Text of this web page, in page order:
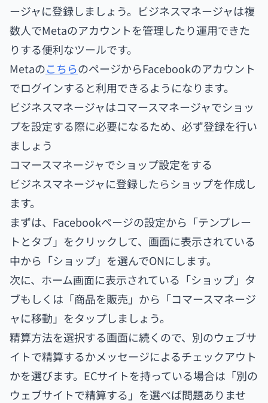
ージャに登録しましょう。ビジネスマネージャは複
数人でMetaのアカウントを管理したり運用できた
りする便利なツールです。
MetaのこちらのページからFacebookのアカウント
でログインすると利用できるようになります。
ビジネスマネージャはコマースマネージャでショッ
プを設定する際に必要になるため、必ず登録を行い
ましょう
コマースマネージャでショップ設定をする
ビジネスマネージャに登録したらショップを作成し
ます。
まずは、Facebookページの設定から「テンプレー
トとタブ」をクリックして、画面に表示されている
中から「ショップ」を選んでONにします。
次に、ホーム画面に表示されている「ショップ」タ
ブもしくは「商品を販売」から「コマースマネージ
ャに移動」をタップしましょう。
精算方法を選択する画面に続くので、別のウェブサ
イトで精算するかメッセージによるチェックアウト
かを選びます。ECサイトを持っている場合は「別の
ウェブサイトで精算する」を選べば問題ありませ